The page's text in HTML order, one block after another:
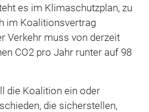
es im Klimaschutzplan, zu
im Koalitionsvertrag
Verkehr muss von derzeit
CO2 pro Jahr runter auf 98
die Koalition ein oder
die sicherstellen,